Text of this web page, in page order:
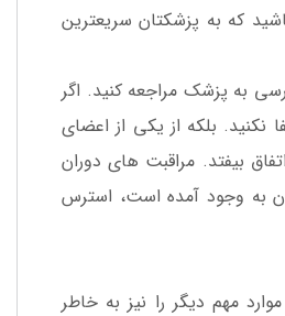
که به پزشکتان سریعترین
و بررسی به پزشک مراجعه کنید. اگر
نکنید. بلکه از یکی از اعضای
بیفتد. مراقبت های دوران
به وجود آمده است، استرس
مهم دیگر را نیز به خاطر